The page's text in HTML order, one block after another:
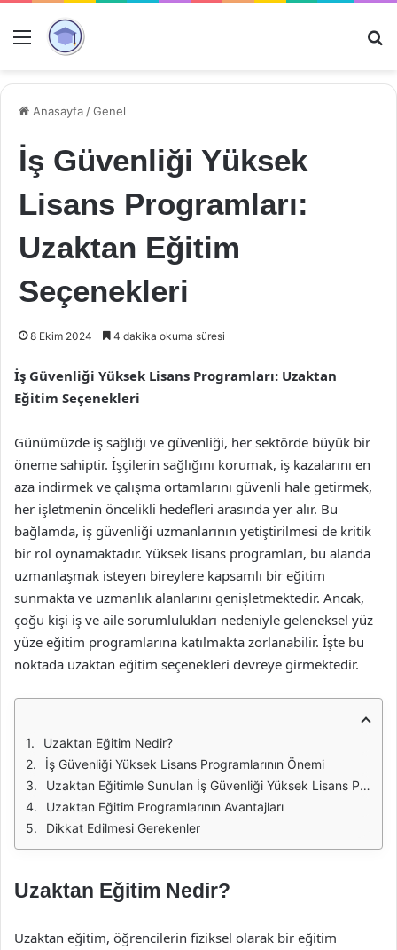
Menü
Anasayfa /Genel
İş Güvenliği Yüksek
Lisans Programları:
Uzaktan Eğitim
Seçenekleri
8 Ekim 2024 4 dakika okuma süresi
İş Güvenliği Yüksek Lisans Programları: Uzaktan
Eğitim Seçenekleri
Günümüzde iş sağlığı ve güvenliği, her sektörde büyük bir
öneme sahiptir. İşçilerin sağlığını korumak, iş kazalarını en
aza indirmek ve çalışma ortamlarını güvenli hale getirmek,
her işletmenin öncelikli hedefleri arasında yer alır. Bu
bağlamda, iş güvenliği uzmanlarının yetiştirilmesi de kritik
bir rol oynamaktadır. Yüksek lisans programları, bu alanda
uzmanlaşmak isteyen bireylere kapsamlı bir eğitim
sunmakta ve uzmanlık alanlarını genişletmektedir. Ancak,
çoğu kişi iş ve aile sorumlulukları nedeniyle geleneksel yüz
yüze eğitim programlarına katılmakta zorlanabilir. İşte bu
noktada uzaktan eğitim seçenekleri devreye girmektedir.
Uzaktan Eğitim Nedir?
İş Güvenliği Yüksek Lisans Programlarının Önemi
Uzaktan Eğitimle Sunulan İş Güvenliği Yüksek Lisans Programları
Uzaktan Eğitim Programlarının Avantajları
Dikkat Edilmesi Gerekenler
Uzaktan Eğitim Nedir?
Uzaktan eğitim, öğrencilerin fiziksel olarak bir eğitim